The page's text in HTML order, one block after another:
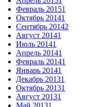
Февраль 20151
Октябрь 20141
Сентябрь 20142
Август 20141
Июль 20141
Апрель 20141
Февраль 20141
Январь 20141
Декабрь 20131
Октябрь 20131
Август 20131
Май 20131